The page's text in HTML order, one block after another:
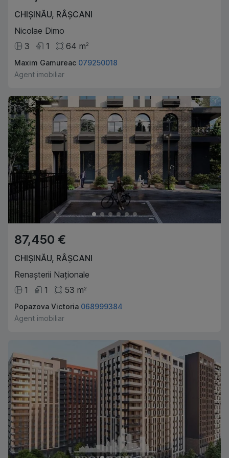
CHIȘINĂU, RÂȘCANI
Nicolae Dimo
3
1 64 m2
Maxim Gamureac 079250018
Agent imobiliar
87,450 €
CHIȘINĂU, RÂȘCANI
Renașterii Naționale
1
1 53 m2
Popazova Victoria 068999384
Agent imobiliar